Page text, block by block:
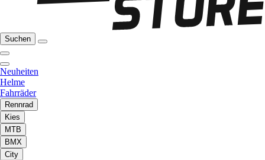
Suchen
Neuheiten
Helme
Fahrräder
Rennrad
Kies
MTB
BMX
City